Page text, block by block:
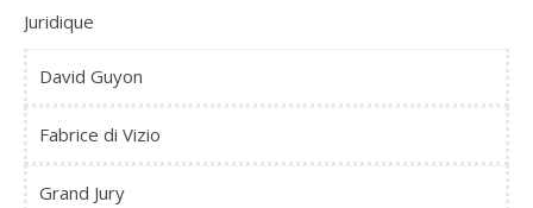
Juridique
David Guyon
Fabrice di Vizio
Grand Jury